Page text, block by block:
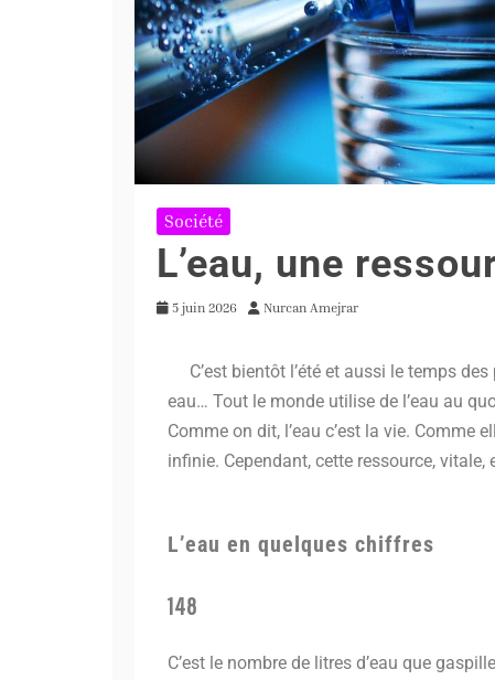
Société
L’eau, une
5 juin 2026 Nurcan Amejrar
C’est bientôt l’été et aussi le temps
eau… Tout le monde utilise de l’eau au
Comme on dit, l’eau c’est la vie. Comme
infinie. Cependant, cette ressource, vitale,
L’eau en quelques chiffres
148
C’est le nombre de litres d’eau que